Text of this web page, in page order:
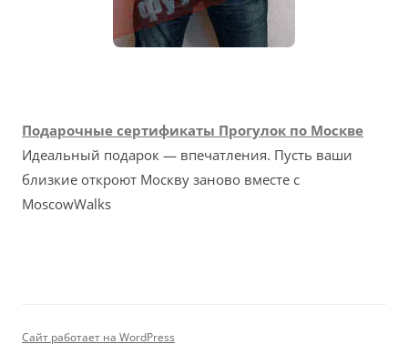
Подарочные сертификаты Прогулок по Москве
Идеальный подарок — впечатления. Пусть ваши
близкие откроют Москву заново вместе с
MoscowWalks
Сайт работает на WordPress